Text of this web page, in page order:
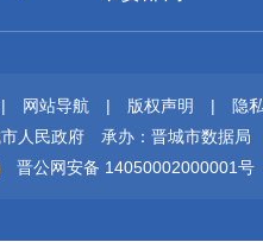
| 网站导航 | 版权声明 |
隐
人民政府
承办：晋城市数据局
晋公网安备 14050002000001号